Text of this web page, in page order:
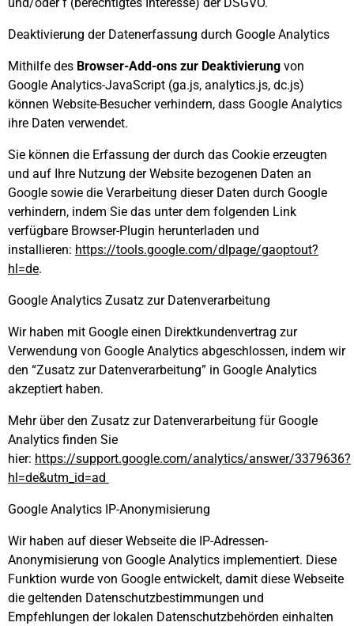
Deaktivierung der Datenerfassung durch Google Analytics
Mithilfe des Browser-Add-ons zur Deaktivierung von
Google Analytics-JavaScript (ga.js, analytics.js, dc.js)
können Website-Besucher verhindern, dass Google Analytics
ihre Daten verwendet.
Sie können die Erfassung der durch das Cookie erzeugten
und auf Ihre Nutzung der Website bezogenen Daten an
Google sowie die Verarbeitung dieser Daten durch Google
verhindern, indem Sie das unter dem folgenden Link
verfügbare Browser-Plugin herunterladen und
installieren: https://tools.google.com/dlpage/gaoptout?
hl=de.
Google Analytics Zusatz zur Datenverarbeitung
Wir haben mit Google einen Direktkundenvertrag zur
Verwendung von Google Analytics abgeschlossen, indem wir
den “Zusatz zur Datenverarbeitung” in Google Analytics
akzeptiert haben.
Mehr über den Zusatz zur Datenverarbeitung für Google
Analytics finden Sie
hier: https://support.google.com/analytics/answer/3379636?
hl=de&utm_id=ad
Google Analytics IP-Anonymisierung
Wir haben auf dieser Webseite die IP-Adressen-
Anonymisierung von Google Analytics implementiert. Diese
Funktion wurde von Google entwickelt, damit diese Webseite
die geltenden Datenschutzbestimmungen und
Empfehlungen der lokalen Datenschutzbehörden einhalten